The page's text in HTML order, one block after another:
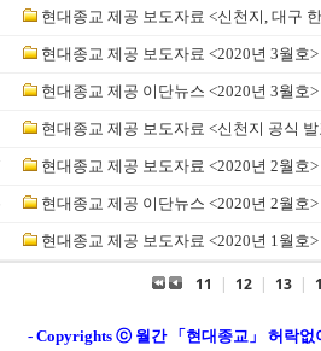
현대종교 제공 보도자료 <신천지, 대구
현대종교 제공 보도자료 <2020년 3월호>
현대종교 제공 이단뉴스 <2020년 3월호>
현대종교 제공 보도자료 <신천지 공식 발
현대종교 제공 보도자료 <2020년 2월호>
현대종교 제공 이단뉴스 <2020년 2월호>
현대종교 제공 보도자료 <2020년 1월호>
11 | 12 | 13 |
- Copyrights ⓒ 월간 「현대종교」 허락없